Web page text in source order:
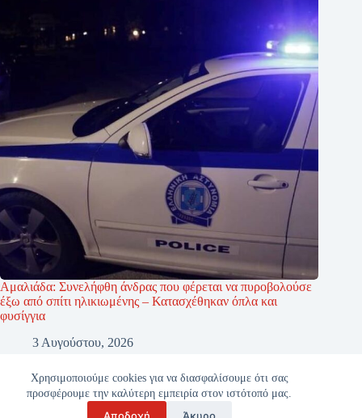
Χρησιμοποιούμε cookies για να διασφαλίσουμε ότι σας
προσφέρουμε την καλύτερη εμπειρία στον ιστότοπό μας.
Αποδοχή Άκυρο
Αμαλιάδα: Συνελήφθη άνδρας που φέρεται να πυροβολούσε
έξω από σπίτι ηλικιωμένης – Κατασχέθηκαν όπλα και
φυσίγγια
3 Αυγούστου, 2026